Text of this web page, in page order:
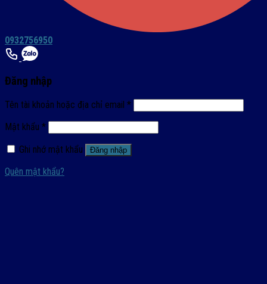
0932756950
Đăng nhập
Tên tài khoản hoặc địa chỉ email *
Mật khẩu *
Ghi nhớ mật khẩu
Đăng nhập
Quên mật khẩu?